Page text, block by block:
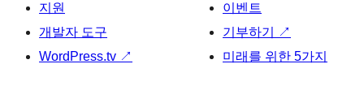
지원
개발자 도구
WordPress.tv ↗
이벤트
기부하기
↗
미래를 위한 5가지